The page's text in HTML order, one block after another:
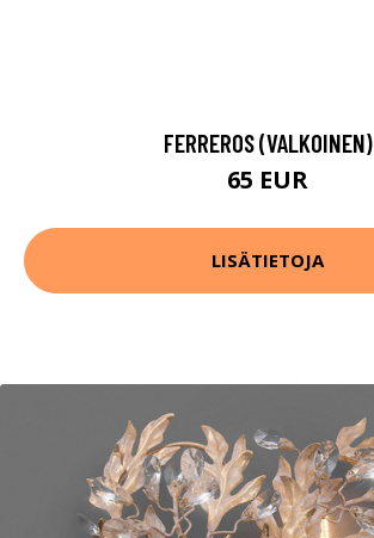
FERREROS (VALKOINEN)
65 EUR
LISÄTIETOJA